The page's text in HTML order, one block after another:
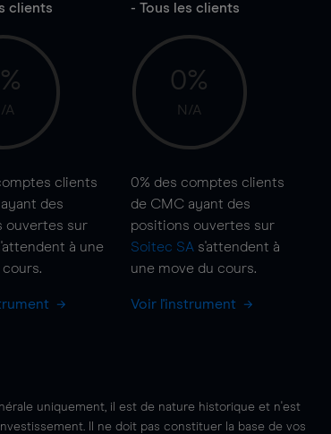
clients
A
clients
des
ouvertes sur
à une
cours.
- Tous les clients
0%
N/A
0% des comptes clients
de CMC ayant des
positions ouvertes sur
Soitec SA s'attendent à
une move du cours.
Voir l'instrument
uniquement, il est de nature historique et n'est
Il ne doit pas constituer la base de vos